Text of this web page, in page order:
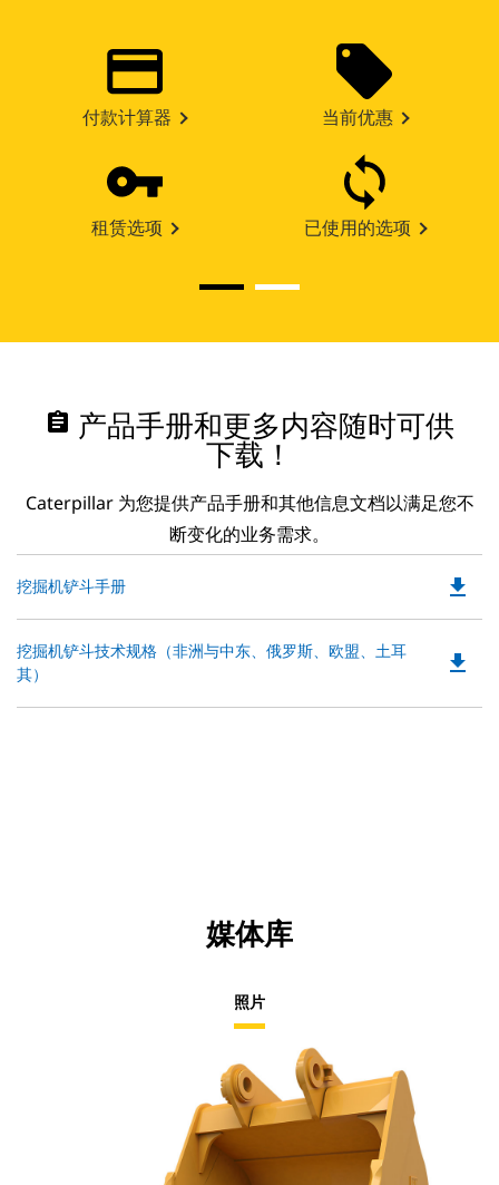
付款计算器 当前优惠
租赁选项 已使用的选项
assignment 产品手册和更多内容随时可供
下载！
Caterpillar 为您提供产品手册和其他信息文档以满足您不
断变化的业务需求。
挖掘机铲斗手册 file_download
挖掘机铲斗技术规格（非洲与中东、俄罗斯、欧盟、土耳
其）
file_download
媒体库
照片